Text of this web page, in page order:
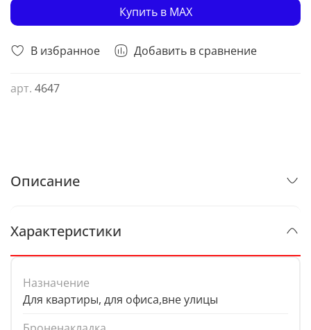
В избранное Добавить в сравнение
арт. 4647
Купить в MAX
Описание
Характеристики
Назначение
Для квартиры, для офиса,вне улицы